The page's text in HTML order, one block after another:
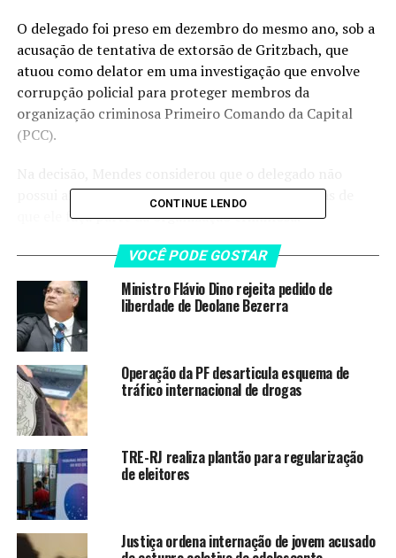
O delegado foi preso em dezembro do mesmo ano, sob a
acusação de tentativa de extorsão de Gritzbach, que
atuou como delator em uma investigação que envolve
corrupção policial para proteger membros da
organização criminosa Primeiro Comando da Capital
(PCC).
possui antecedentes criminais e não há evidências de
que ele faça parte da organização criminosa.
“O contexto de sua prisão
preventiva não apresenta
os pressupostos
necessários para a
manutenção de sua
custódia, permitindo que
ele responda ao processo
em liberdade sob condições
que garantam a ordem
pública”, decidiu o
CONTINUE LENDO
VOCÊ PODE GOSTAR
Ministro Flávio Dino rejeita pedido de
liberdade de Deolane Bezerra
Operação da PF desarticula esquema de
tráfico internacional de drogas
TRE-RJ realiza plantão para regularização
de eleitores
Justiça ordena internação de jovem acusado